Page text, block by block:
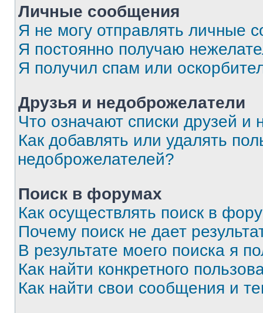
Личные сообщения
Я не могу отправлять личные
Я постоянно получаю
Я получил спам или
Друзья и недоброжелатели
Что означают списки друзей и
Как добавлять или удалять
недоброжелателей?
Поиск в форумах
Как осуществлять поиск в
Почему поиск не дает
В результате моего поиска я
Как найти конкретного
Как найти свои сообщения и